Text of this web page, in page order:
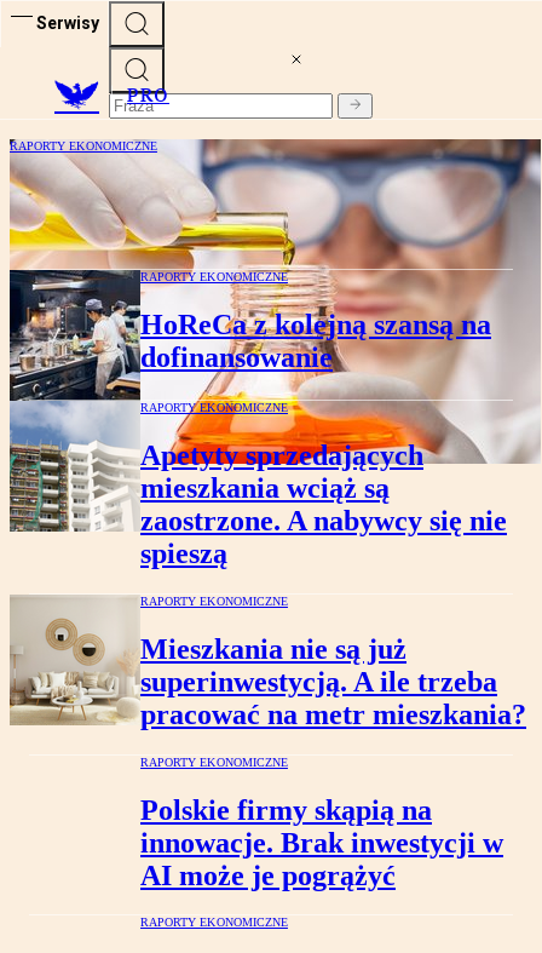
Serwisy
PRO
RAPORTY EKONOMICZNE
Bogata oferta naborów dla
przedsiębiorców w PARP
RAPORTY EKONOMICZNE
HoReCa z kolejną szansą na
dofinansowanie
RAPORTY EKONOMICZNE
Apetyty sprzedających
mieszkania wciąż są
zaostrzone. A nabywcy się nie
spieszą
RAPORTY EKONOMICZNE
Mieszkania nie są już
superinwestycją. A ile trzeba
pracować na metr mieszkania?
RAPORTY EKONOMICZNE
Polskie firmy skąpią na
innowacje. Brak inwestycji w
AI może je pogrążyć
RAPORTY EKONOMICZNE